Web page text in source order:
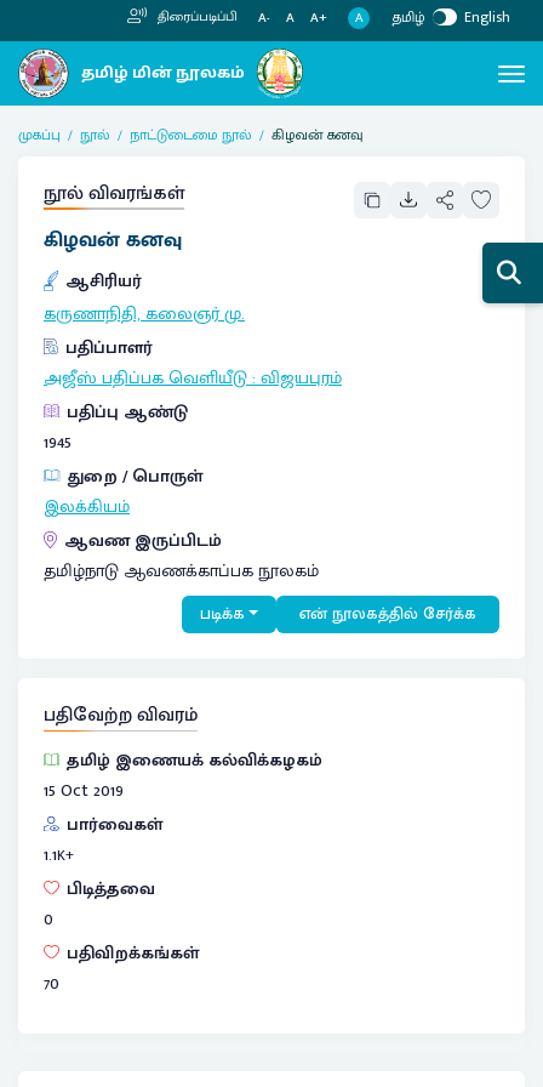
திரைப்படிப்பி A- A A+ A தமிழ் English
முகப்பு நூல் நாட்டுடைமை நூல் கிழவன் கனவு
நூல் விவரங்கள்
கிழவன் கனவு
ஆசிரியர்
கருணாநிதி, கலைஞர் மு.
பதிப்பாளர்
அஜீஸ் பதிப்பக வெளியீடு:விஜயபுரம்
பதிப்பு ஆண்டு
1945
துறை / பொருள்
இலக்கியம்
ஆவண இருப்பிடம்
தமிழ்நாடு ஆவணக்காப்பக நூலகம்
படிக்க என் நூலகத்தில் சேர்க்க
பதிவேற்ற விவரம்
தமிழ் இணையக் கல்விக்கழகம்
15 Oct 2019
பார்வைகள்
1.1K+
பிடித்தவை
0
பதிவிறக்கங்கள்
70